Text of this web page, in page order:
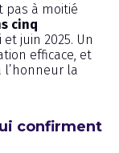
pas à moitié
cinq
juin 2025. Un
efficace, et
la
confirment